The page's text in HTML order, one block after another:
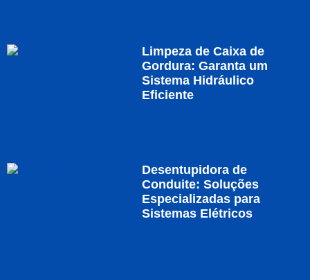
Limpeza de Caixa de
Gordura: Garanta um
Sistema Hidráulico
Eficiente
Desentupidora de
Conduite: Soluções
Especializadas para
Sistemas Elétricos